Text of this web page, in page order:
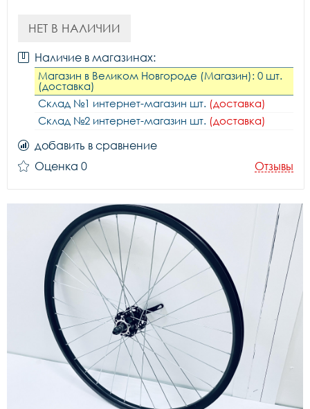
НЕТ В НАЛИЧИИ
Наличие в магазинах:
Магазин в Великом Новгороде (Магазин): 0 шт.
(доставка)
Склад №1 интернет-магазин шт. (доставка)
Склад №2 интернет-магазин шт. (доставка)
добавить в сравнение
Оценка 0
Отзывы